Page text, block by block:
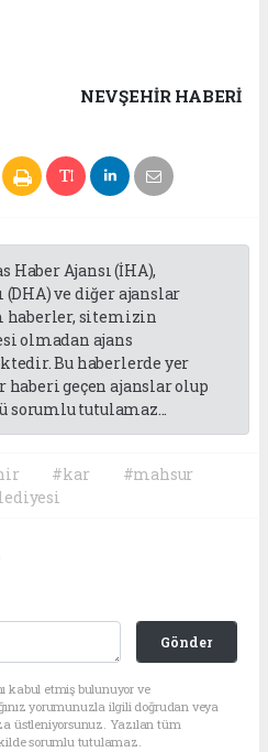
NEVŞEHIR HABERİ
Haber Ajansı (İHA),
ve diğer ajanslar
haberler, sitemizin
olmadan ajans
Bu haberlerde yer
geçen ajanslar olup
tutulamaz...
#kar
#mahsur
Gönder
kabul etmiş bulunuyor ve
yorumunuzla ilgili doğrudan veya
üstleniyorsunuz. Yazılan tüm
sorumlu tutulamaz.